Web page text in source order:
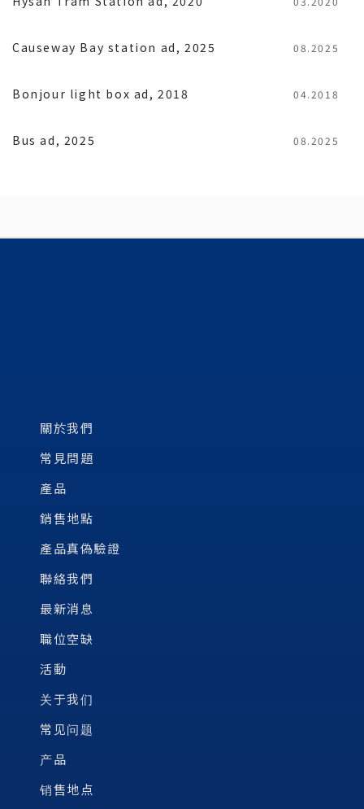
Causeway Bay station ad, 2025 08.2025
Bonjour light box ad, 2018 04.2018
Bus ad, 2025 08.2025
關於我們
常見問題
產品
銷售地點
產品真偽驗證
聯絡我們
最新消息
職位空缺
活動
关于我们
常见问题
产品
销售地点